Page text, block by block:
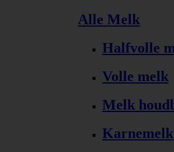
Alle Melk
Halfvolle
Volle melk
Melk
Karnemelk